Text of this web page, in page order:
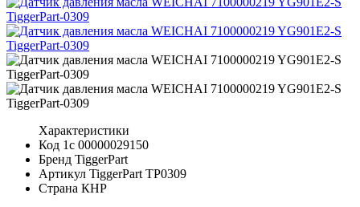
Характеристики
Код 1с 00000029150
Бренд TiggerPart
Артикул TiggerPart TP0309
Страна КНР